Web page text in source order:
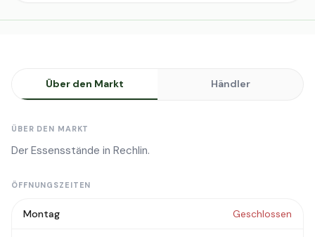
Über den Markt Händler
ÜBER DEN MARKT
Der Essensstände in Rechlin.
ÖFFNUNGSZEITEN
Montag Geschlossen